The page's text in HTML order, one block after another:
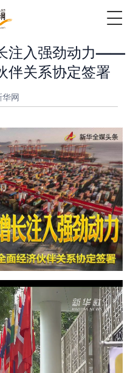
注入强劲动力——
伴关系协定签署
华网